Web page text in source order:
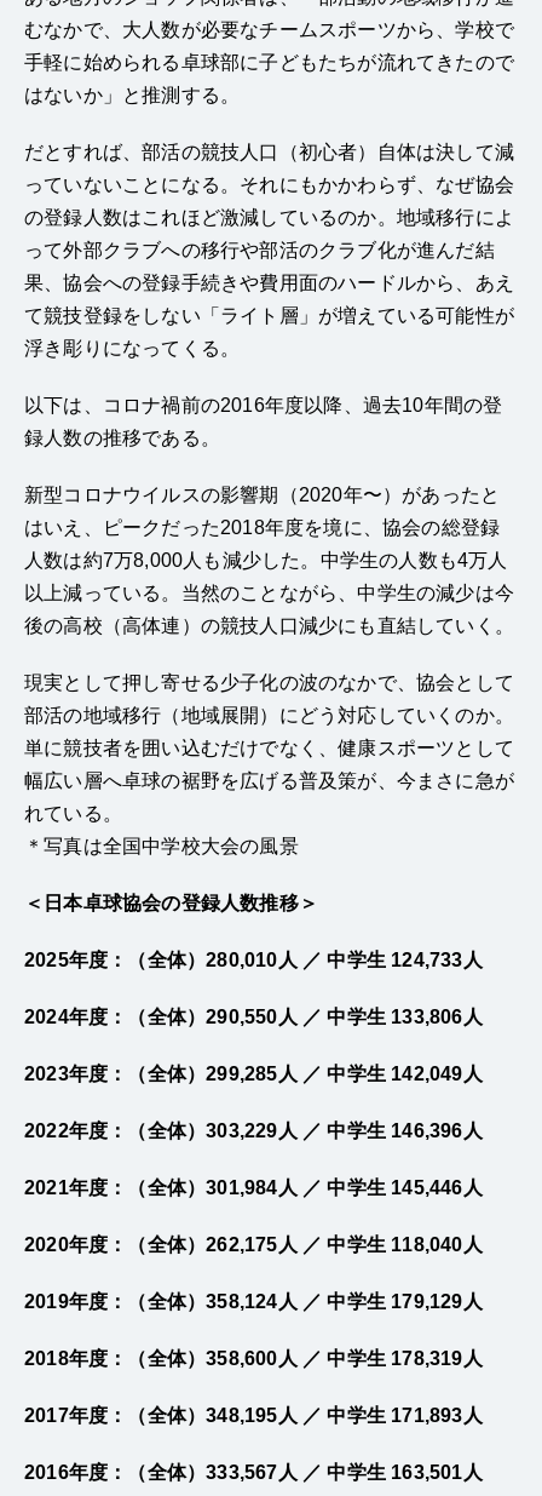
むなかで、大人数が必要なチームスポーツから、学校で
手軽に始められる卓球部に子どもたちが流れてきたので
はないか」と推測する。
だとすれば、部活の競技人口（初心者）自体は決して減
っていないことになる。それにもかかわらず、なぜ協会
の登録人数はこれほど激減しているのか。地域移行によ
って外部クラブへの移行や部活のクラブ化が進んだ結
果、協会への登録手続きや費用面のハードルから、あえ
て競技登録をしない「ライト層」が増えている可能性が
浮き彫りになってくる。
以下は、コロナ禍前の2016年度以降、過去10年間の登
録人数の推移である。
新型コロナウイルスの影響期（2020年〜）があったと
はいえ、ピークだった2018年度を境に、協会の総登録
人数は約7万8,000人も減少した。中学生の人数も4万人
以上減っている。当然のことながら、中学生の減少は今
後の高校（高体連）の競技人口減少にも直結していく。
現実として押し寄せる少子化の波のなかで、協会として
部活の地域移行（地域展開）にどう対応していくのか。
単に競技者を囲い込むだけでなく、健康スポーツとして
幅広い層へ卓球の裾野を広げる普及策が、今まさに急が
れている。
＊写真は全国中学校大会の風景
＜日本卓球協会の登録人数推移＞
2025年度：（全体）280,010人 ／ 中学生 124,733人
2024年度：（全体）290,550人 ／ 中学生 133,806人
2023年度：（全体）299,285人 ／ 中学生 142,049人
2022年度：（全体）303,229人 ／ 中学生 146,396人
2021年度：（全体）301,984人 ／ 中学生 145,446人
2020年度：（全体）262,175人 ／ 中学生 118,040人
2019年度：（全体）358,124人 ／ 中学生 179,129人
2018年度：（全体）358,600人 ／ 中学生 178,319人
2017年度：（全体）348,195人 ／ 中学生 171,893人
2016年度：（全体）333,567人 ／ 中学生 163,501人